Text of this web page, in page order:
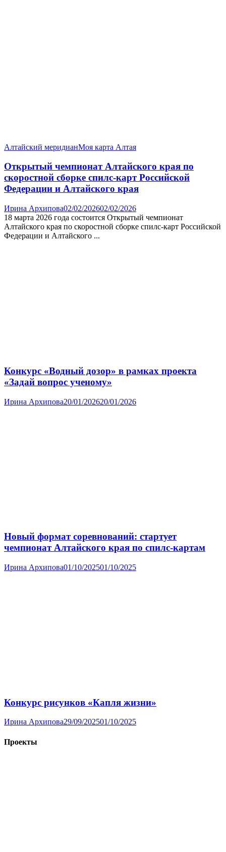
Алтайский меридианМоя карта Алтая
Открытый чемпионат Алтайского края по
скоростной сборке спилс-карт Российской
Федерации и Алтайского края
Ирина Архипова02/02/202602/02/2026
18 марта 2026 года состоится Открытый чемпионат
Алтайского края по скоростной сборке спилс-карт Российской
Федерации и Алтайского ...
Конкурс «Водный дозор» в рамках проекта
«Задай вопрос ученому»
Ирина Архипова20/01/202620/01/2026
Новый формат соревнований: стартует
чемпионат Алтайского края по спилс-картам
Ирина Архипова01/10/202501/10/2025
Конкурс рисунков «Капля жизни»
Ирина Архипова29/09/202501/10/2025
Проекты